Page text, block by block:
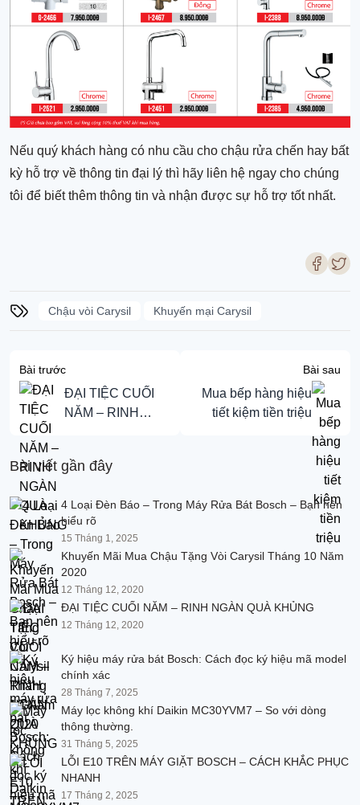
Nếu quý khách hàng có nhu cầu cho chậu rửa chến hay bất
kỳ hỗ trợ về thông tin đại lý thì hãy liên hệ ngay cho chúng
tôi để biết thêm thông tin và nhận được sự hỗ trợ tốt nhất.
Chậu vòi Carysil Khuyến mại Carysil
Bài trước
ĐẠI TIỆC CUỐI
NĂM – RINH
Bài sau
Mua bếp hàng hiệu
tiết kiệm tiền triệu
Bài viết gần đây
4 Loại Đèn Báo – Trong Máy Rửa Bát Bosch – Bạn nên
hiểu rõ
15 Tháng 1, 2025
Khuyến Mãi Mua Chậu Tặng Vòi Carysil Tháng 10 Năm
2020
12 Tháng 12, 2020
ĐẠI TIỆC CUỐI NĂM – RINH NGÀN QUÀ KHỦNG
12 Tháng 12, 2020
Ký hiệu máy rửa bát Bosch: Cách đọc ký hiệu mã model
chính xác
28 Tháng 7, 2025
Máy lọc không khí Daikin MC30YVM7 – So với dòng
thông thường.
31 Tháng 5, 2025
LỖI E10 TRÊN MÁY GIẶT BOSCH – CÁCH KHẮC PHỤC
NHANH
17 Tháng 2, 2025